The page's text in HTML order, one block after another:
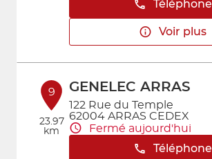
Téléphone
Voir plus
9
23.97
km
GENELEC ARRAS
122 Rue du Temple
62004 ARRAS CEDEX
Fermé aujourd'hui
Téléphone